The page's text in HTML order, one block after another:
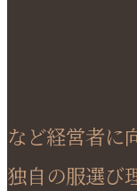
など経営者に
独自の服選び